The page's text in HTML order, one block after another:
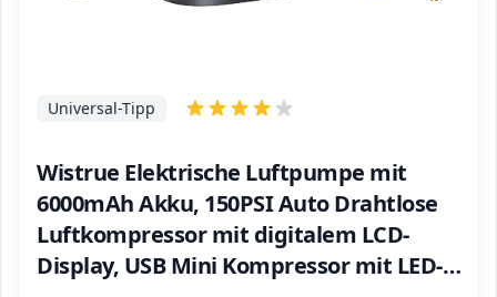
Wistrue Elektrische Luftpumpe mit
6000mAh Akku, 150PSI Auto Drahtlose
Luftkompressor mit digitalem LCD-
Display, USB Mini Kompressor mit LED-
Universal-Tipp